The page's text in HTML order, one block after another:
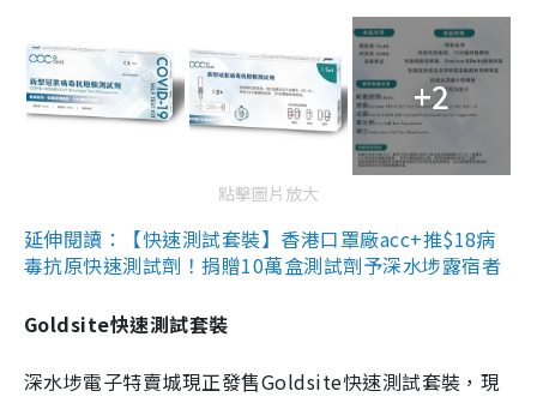
+2
點擊圖片放大
延伸閱讀：【快速測試套裝】香港口罩廠acc+推$18病
毒抗原快速測試劑！捐贈10萬盒測試劑予深水埗露宿者
Goldsite快速測試套裝
深水埗電子特賣城現正發售Goldsite快速測試套裝，現